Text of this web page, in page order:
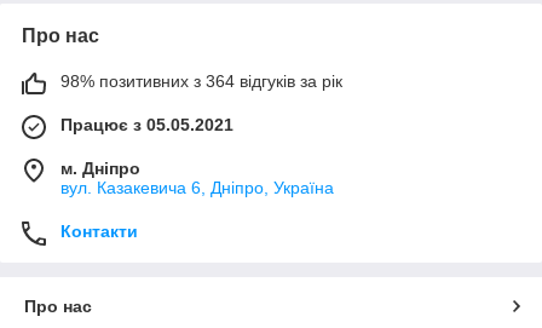
Про нас
98% позитивних з 364 відгуків за рік
Працює з 05.05.2021
м. Дніпро
вул. Казакевича 6, Дніпро, Україна
Контакти
Про нас